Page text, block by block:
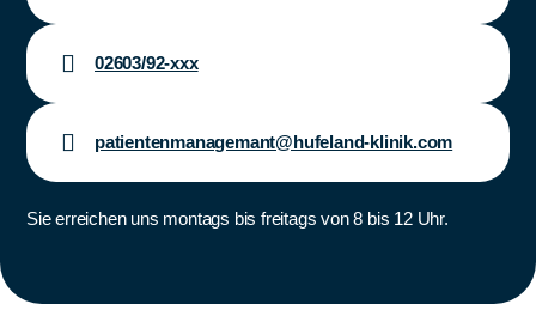
02603/92-xxx
patientenmanagemant@hufeland-klinik.com
Sie erreichen uns montags bis freitags von 8 bis 12 Uhr.